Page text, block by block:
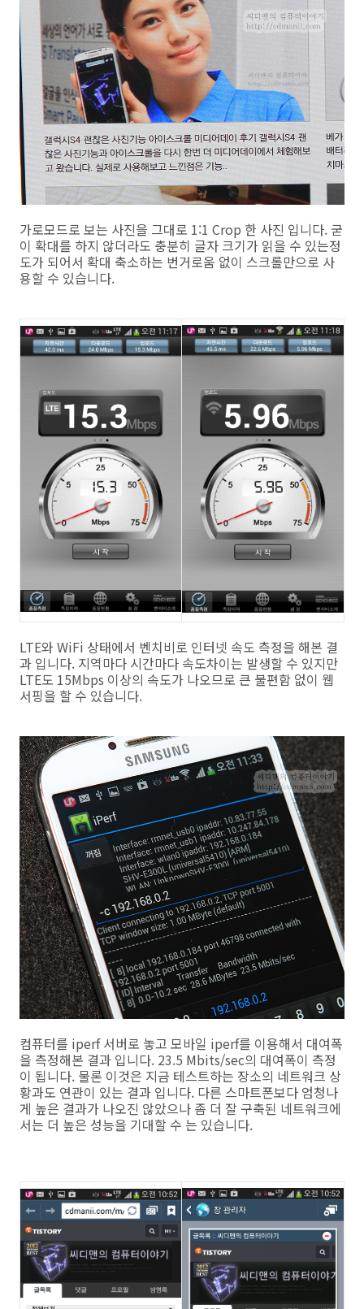
가로모드로 보는 사진을 그대로 1:1 Crop 한 사진 입니다. 굳
이 확대를 하지 않더라도 충분히 글자 크기가 읽을 수 있는정
도가 되어서 확대 축소하는 번거로움 없이 스크롤만으로 사
용할 수 있습니다.
LTE와 WiFi 상태에서 벤치비로 인터넷 속도 측정을 해본 결
과 입니다. 지역마다 시간마다 속도차이는 발생할 수 있지만
LTE도 15Mbps 이상의 속도가 나오므로 큰 불편함 없이 웹
서핑을 할 수 있습니다.
컴퓨터를 iperf 서버로 놓고 모바일 iperf를 이용해서 대여폭
을 측정해본 결과 입니다. 23.5 Mbits/sec의 대여폭이 측정
이 됩니다. 물론 이것은 지금 테스트하는 장소의 네트워크 상
황과도 연관이 있는 결과 입니다. 다른 스마트폰보다 엄청나
게 높은 결과가 나오진 않았으나 좀 더 잘 구축된 네트워크에
서는 더 높은 성능을 기대할 수 는 있습니다.